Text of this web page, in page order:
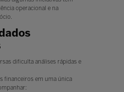
operacional e na
dificulta análises rápidas e
financeiros em uma única